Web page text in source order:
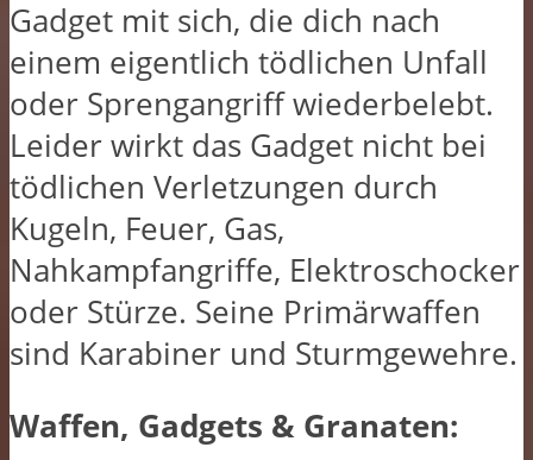
Gadget mit sich, die dich nach
einem eigentlich tödlichen Unfall
oder Sprengangriff wiederbelebt.
Leider wirkt das Gadget nicht bei
tödlichen Verletzungen durch
Kugeln, Feuer, Gas,
Nahkampfangriffe, Elektroschocker
oder Stürze. Seine Primärwaffen
sind Karabiner und Sturmgewehre.
Waffen, Gadgets & Granaten: